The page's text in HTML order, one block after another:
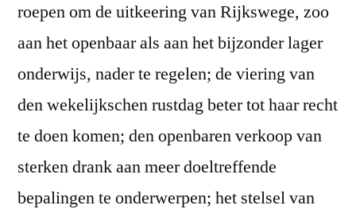
roepen om de uitkeering van Rijkswege, zoo
aan het openbaar als aan het bijzonder lager
onderwijs, nader te regelen; de viering van
den wekelijkschen rustdag beter tot haar recht
te doen komen; den openbaren verkoop van
sterken drank aan meer doeltreffende
bepalingen te onderwerpen; het stelsel van